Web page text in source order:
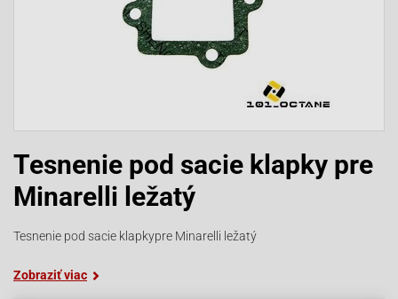
Tesnenie pod sacie klapky pre
Minarelli ležatý
Tesnenie pod sacie klapkypre Minarelli ležatý
Zobraziť viac